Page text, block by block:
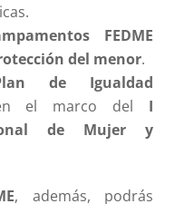
FEDME
del menor.
de Igualdad
el marco del I
de Mujer y
, además, podrás